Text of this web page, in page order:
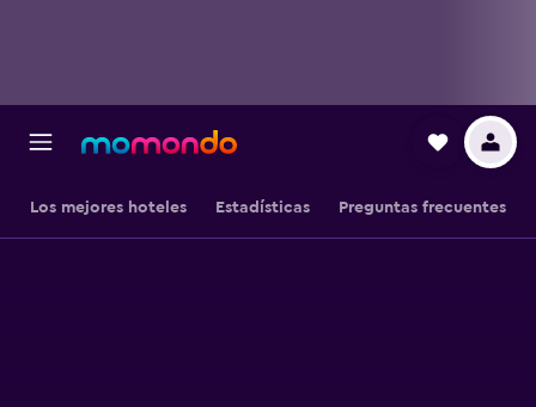
Los mejores hoteles Estadísticas Preguntas frecuentes